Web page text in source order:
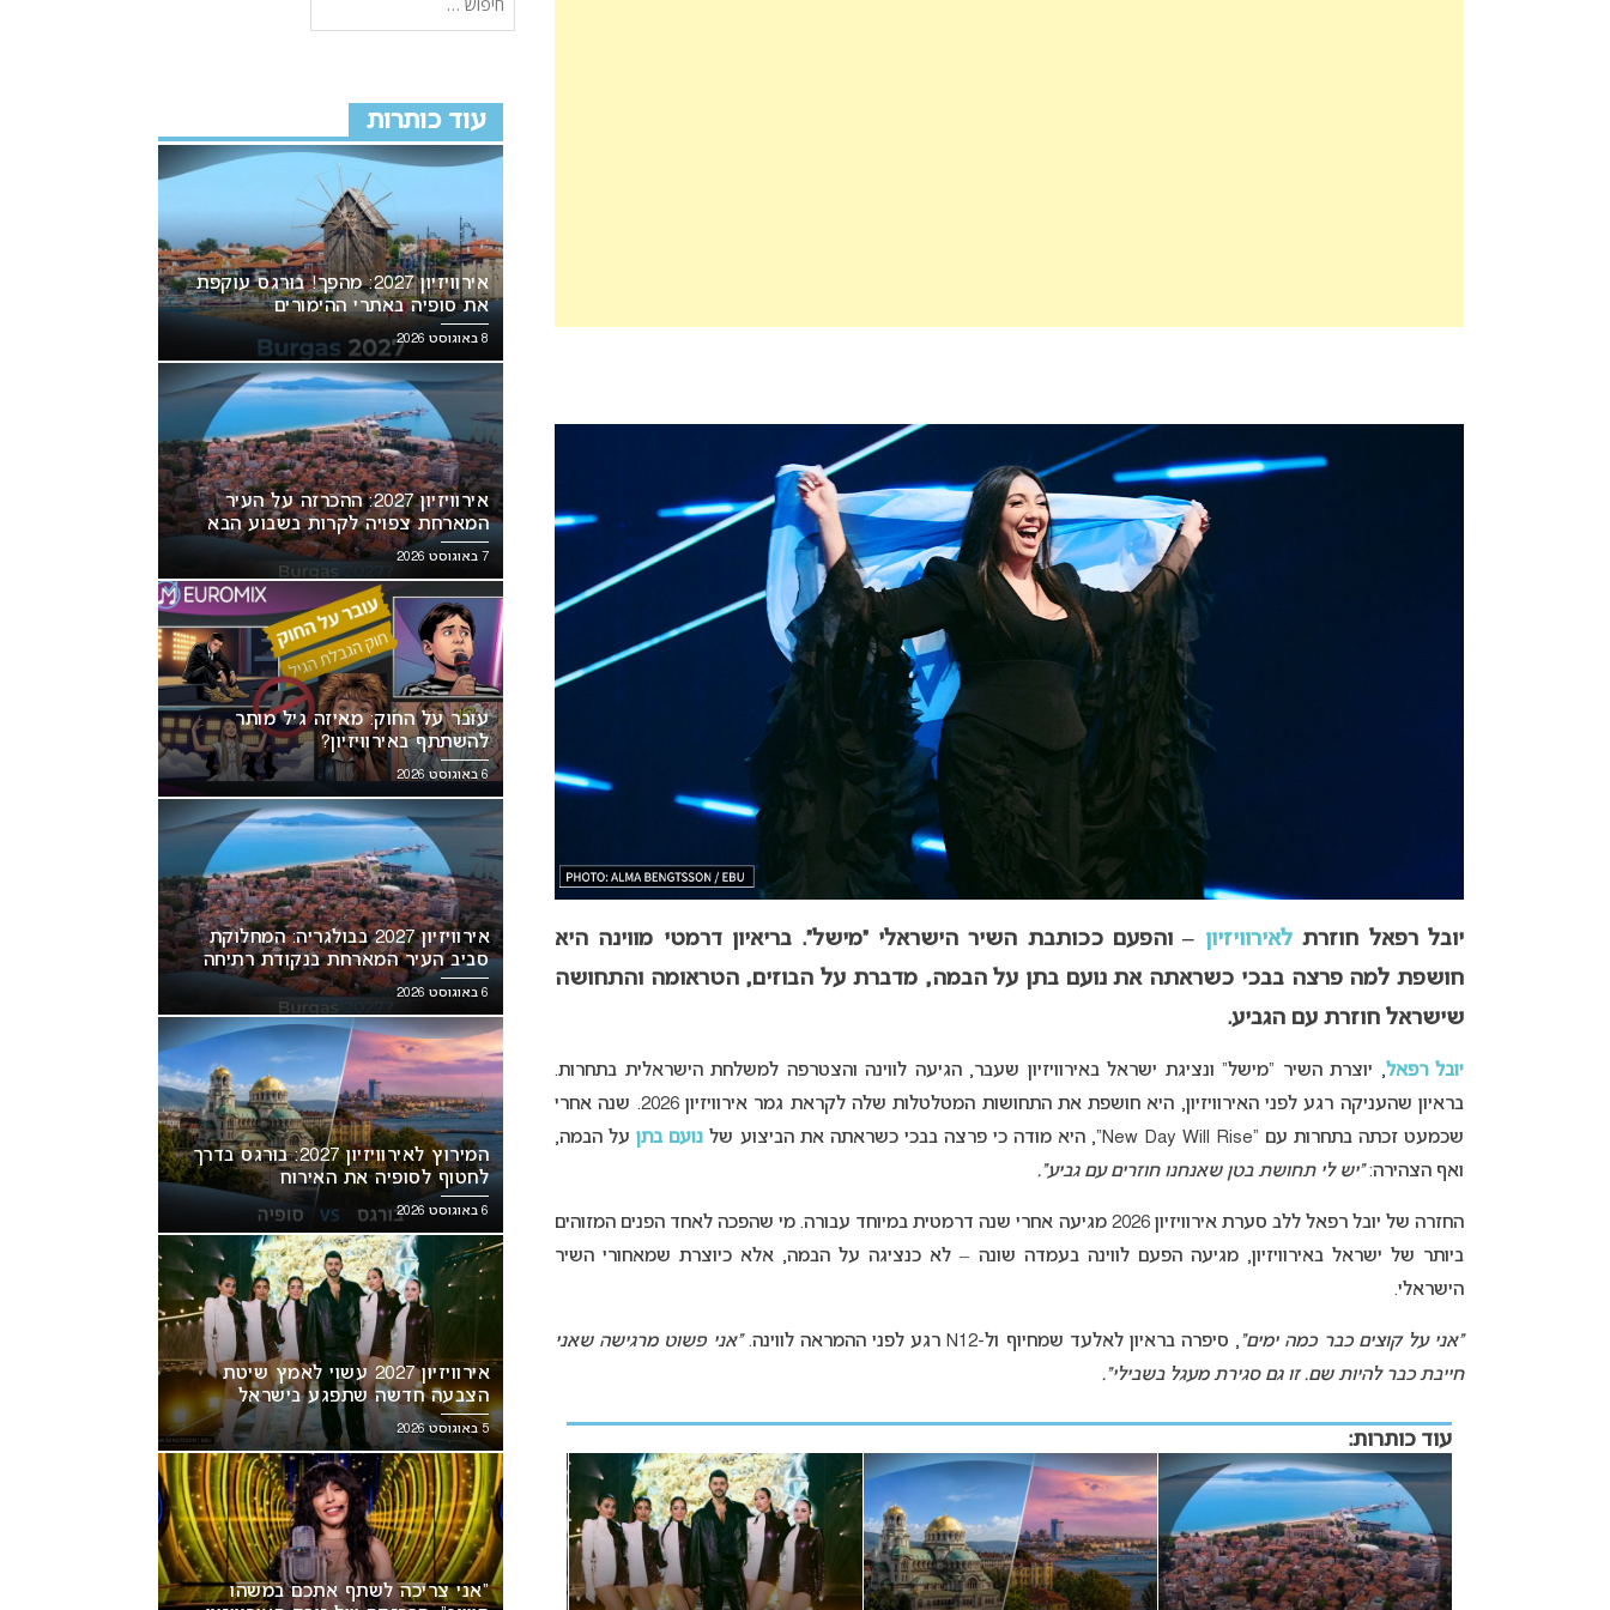
יובל רפאל חוזרתלאירוויזיון – והפעם ככותבת השיר הישראלי “מישל”. בריאיון דרמטי מווינה היא
חושפת למה פרצה בבכי כשראתה את נועם בתן על הבמה, מדברת על הבוזים, הטראומה והתחושה
שישראל חוזרת עם הגביע.
יובל רפאל, יוצרת השיר “מישל” ונציגת ישראל באירוויזיון שעבר, הגיעה לווינה והצטרפה למשלחת הישראלית בתחרות.
בראיון שהעניקה רגע לפני האירוויזיון, היא חושפת את התחושות המטלטלות שלה לקראת גמר אירוויזיון 2026. שנה אחרי
שכמעט זכתה בתחרות עם “New Day Will Rise”, היא מודה כי פרצה בבכי כשראתה את הביצוע של
נועם בתןעל הבמה,
ואף הצהירה:“יש לי תחושת בטן שאנחנו חוזרים עם גביע”.
החזרה של יובל רפאל ללב סערת אירוויזיון 2026 מגיעה אחרי שנה דרמטית במיוחד עבורה. מי שהפכה לאחד הפנים המזוהים
ביותר של ישראל באירוויזיון, מגיעה הפעם לווינה בעמדה שונה – לא כנציגה על הבמה, אלא כיוצרת שמאחורי השיר
הישראלי.
“אני על קוצים כבר כמה ימים”, סיפרה בראיון לאלעד שמחיוף ול-N12 רגע לפני ההמראה לווינה.
“אני פשוט מרגישה שאני
חייבת כבר להיות שם. זו גם סגירת מעגל בשבילי”.
עוד כותרות:
עוד כותרות
אירוויזיון 2027: מהפך! בורגס עוקפת
את סופיה באתרי ההימורים
8 באוגוסט 2026
אירוויזיון 2027: ההכרזה על העיר
המארחת צפויה לקרות בשבוע הבא
7 באוגוסט 2026
עובר על החוק: מאיזה גיל מותר
להשתתף באירוויזיון?
6 באוגוסט 2026
אירוויזיון 2027 בבולגריה: המחלוקת
סביב העיר המארחת בנקודת רתיחה
6 באוגוסט 2026
המירוץ לאירוויזיון 2027: בורגס בדרך
לחטוף לסופיה את האירוח
6 באוגוסט 2026
אירוויזיון 2027 עשוי לאמץ שיטת
הצבעה חדשה שתפגע בישראל
5 באוגוסט 2026
“אני צריכה לשתף אתכם במשהו